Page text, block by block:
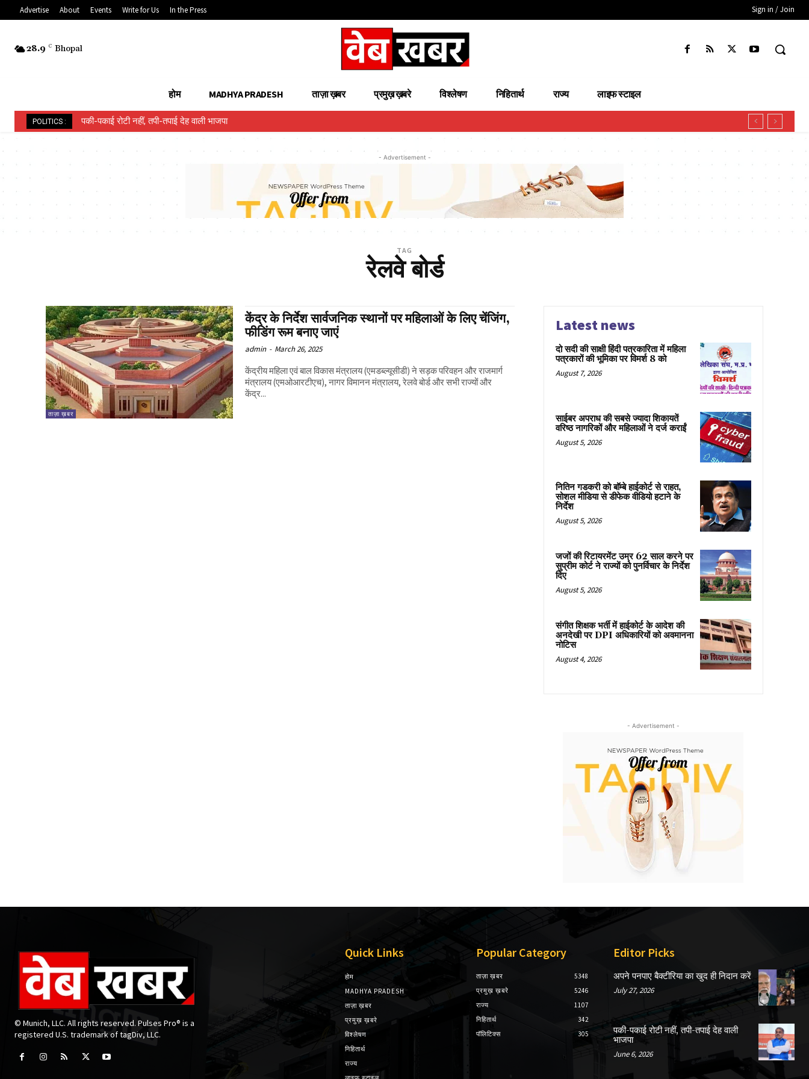
Advertise About Events Write for Us In the Press Sign in / Join
28.9 C Bhopal
होम MADHYA PRADESH ताज़ा ख़बर प्रमुख़ ख़बरे विश्लेषण निहितार्थ राज्य लाइफ स्टाइल
POLITICS : पकी-पकाई रोटी नहीं, तपी-तपाई देह वाली भाजपा
- Advertisement -
TAG
रेलवे बोर्ड
ताज़ा ख़बर
केंद्र के निर्देश सार्वजनिक स्थानों पर महिलाओं के लिए चेंजिंग,
फीडिंग रूम बनाए जाएं
admin - March 26, 2025
केंद्रीय महिला एवं बाल विकास मंत्रालय (एमडब्ल्यूसीडी) ने सड़क परिवहन और राजमार्ग
मंत्रालय (एमओआरटीएच), नागर विमानन मंत्रालय, रेलवे बोर्ड और सभी राज्यों और
केंद्र...
Latest news
दो सदी की साक्षी हिंदी पत्रकारिता में महिला
पत्रकारों की भूमिका पर विमर्श 8 को
August 7, 2026
साईबर अपराध की सबसे ज्यादा शिकायतें
वरिष्ठ नागरिकों और महिलाओं ने दर्ज कराईं
August 5, 2026
नितिन गडकरी को बॉम्बे हाईकोर्ट से राहत,
सोशल मीडिया से डीफेक वीडियो हटाने के
निर्देश
August 5, 2026
जजों की रिटायरमेंट उम्र 62 साल करने पर
सुप्रीम कोर्ट ने राज्यों को पुनर्विचार के निर्देश
दिए
August 5, 2026
संगीत शिक्षक भर्ती में हाईकोर्ट के आदेश की
अनदेखी पर DPI अधिकारियों को अवमानना
नोटिस
August 4, 2026
- Advertisement -
© Munich, LLC. All rights reserved. Pulses Pro® is a
registered U.S. trademark of tagDiv, LLC.
Quick Links
होम
MADHYA PRADESH
ताज़ा ख़बर
प्रमुख़ ख़बरे
विश्लेषण
निहितार्थ
राज्य
Popular Category
ताज़ा ख़बर
5348
प्रमुख़ ख़बरे
5246
राज्य
1107
निहितार्थ
342
पॉलिटिक्स
305
Editor Picks
अपने पनपाए बैक्टीरिया का खुद ही निदान करें
July 27, 2026
पकी-पकाई रोटी नहीं, तपी-तपाई देह वाली
भाजपा
June 6, 2026